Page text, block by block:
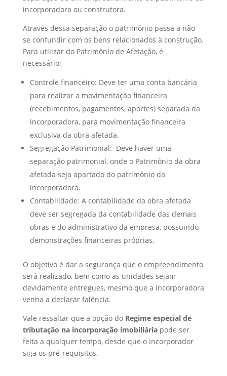
incorporadora ou construtora.
Através dessa separação o patrimônio passa a não
se confundir com os bens relacionados à construção.
Para utilizar do Patrimônio de Afetação, é
necessário:
Controle financeiro: Deve ter uma conta bancária
para realizar a movimentação financeira
(recebimentos, pagamentos, aportes) separada da
incorporadora, para movimentação financeira
exclusiva da obra afetada.
Segregação Patrimonial: Deve haver uma
separação patrimonial, onde o Patrimônio da obra
afetada seja apartado do patrimônio da
incorporadora.
Contabilidade: A contabilidade da obra afetada
deve ser segregada da contabilidade das demais
obras e do administrativo da empresa, possuindo
demonstrações financeiras próprias.
O objetivo é dar a segurança que o empreendimento
será realizado, bem como as unidades sejam
devidamente entregues, mesmo que a incorporadora
venha a declarar falência.
Vale ressaltar que a opção do Regime especial de
tributação na incorporação imobiliáriapode ser
feita a qualquer tempo, desde que o incorporador
siga os pré-requisitos.